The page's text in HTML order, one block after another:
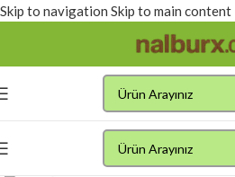
Skip to navigation Skip to main content